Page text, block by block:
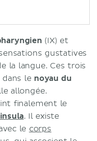
(IX) et
gustatives
la langue. Ces trois
le noyau du
allongée.
finalement le
insula. Il existe
le corps